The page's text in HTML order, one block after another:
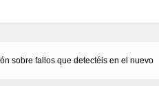
sobre fallos que detectéis en el nuevo